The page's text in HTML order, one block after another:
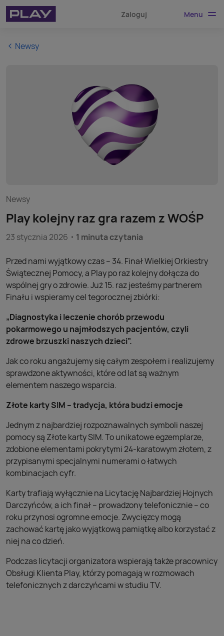
Zaloguj Menu
Newsy
Newsy
Play kolejny raz gra razem z WOŚP
23 stycznia 2026 1 minuta czytania
Przed nami wyjątkowy czas – 34. Finał Wielkiej Orkiestry
Świątecznej Pomocy, a Play po raz kolejny dołącza do
wspólnej gry o zdrowie. Już 15. raz jesteśmy partnerem
Finału i wspieramy cel tegorocznej zbiórki:
„Diagnostyka i leczenie chorób przewodu
pokarmowego u najmłodszych pacjentów, czyli
zdrowe brzuszki naszych dzieci”.
Jak co roku angażujemy się całym zespołem i realizujemy
sprawdzone aktywności, które od lat są ważnym
elementem naszego wsparcia.
Złote karty SIM – tradycja, która budzi emocje
Jednym z najbardziej rozpoznawalnych symboli naszej
pomocy są Złote karty SIM. To unikatowe egzemplarze,
zdobione elementami pokrytymi 24-karatowym złotem, z
przypisanymi specjalnymi numerami o łatwych
kombinacjach cyfr.
Karty trafiają wyłącznie na Licytację Najbardziej Hojnych
Darczyńców, a ich finał – prowadzony telefonicznie – co
roku przynosi ogromne emocje. Zwycięzcy mogą
zachować kartę jako wyjątkową pamiątkę albo korzystać z
niej na co dzień.
Podczas licytacji organizatora wspierają także pracownicy
Obsługi Klienta Play, którzy pomagają w rozmowach
telefonicznych z darczyńcami w studiu TV.